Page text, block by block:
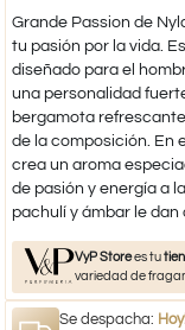
​Grande Passion de
tu pasión por la vida.
diseñado para el
una personalidad
bergamota
de la composición. En
crea un aroma
de pasión y energía a
pachulí y ámbar le dan
VyP Storees tu
variedad de
Se despacha: